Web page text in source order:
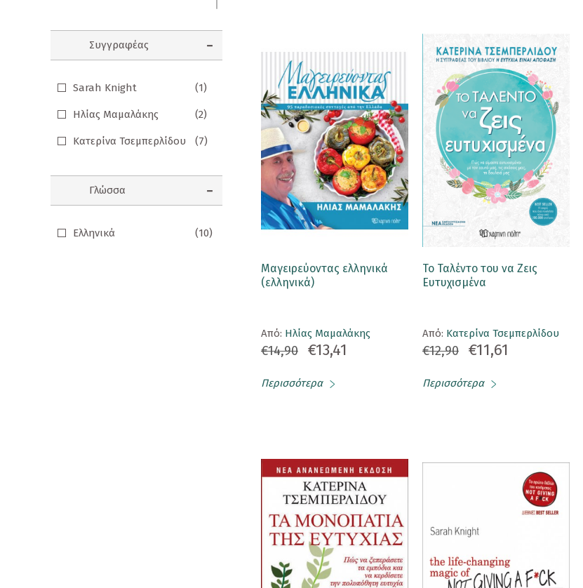
Παιδικά
Ημερολόγια
Παιχνίδια - Δώρα
Αυτοκόλλητα
Ευχετήριες Κάρτες
Καθρεφτάκια
Καρφίτσες
Συγγραφέας
Sarah Knight (1)
Ηλίας Μαμαλάκης (2)
Κατερίνα Τσεμπερλίδου (7)
Γλώσσα
Ελληνικά (10)
Μαγειρεύοντας ελληνικά
(ελληνικά)
Aπό: Ηλίας Μαμαλάκης
€14,90 €13,41
Περισσότερα
Το Ταλέντο του να Ζεις
Ευτυχισμένα
Aπό: Κατερίνα Τσεμπερλίδου
€12,90 €11,61
Περισσότερα